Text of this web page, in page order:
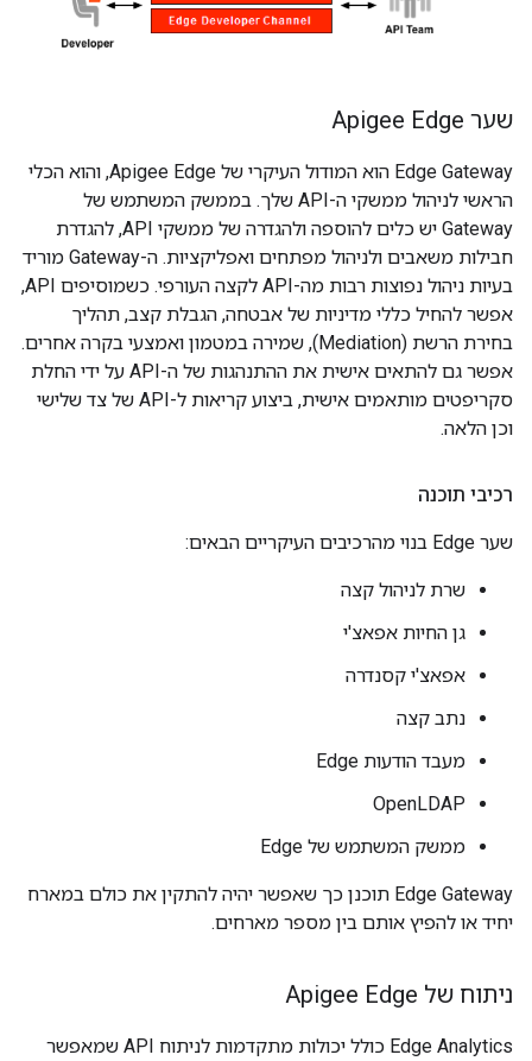
שער Apigee Edge
Edge Gateway הוא המודול העיקרי של Apigee Edge, והוא הכלי
הראשי לניהול ממשקי ה-API שלך. בממשק המשתמש של
Gateway יש כלים להוספה ולהגדרה של ממשקי API, להגדרת
חבילות משאבים ולניהול מפתחים ואפליקציות. ה-Gateway מוריד
בעיות ניהול נפוצות רבות מה-API לקצה העורפי. כשמוסיפים API,
אפשר להחיל כללי מדיניות של אבטחה, הגבלת קצב, תהליך
בחירת הרשת (Mediation), שמירה במטמון ואמצעי בקרה אחרים.
אפשר גם להתאים אישית את ההתנהגות של ה-API על ידי החלת
סקריפטים מותאמים אישית, ביצוע קריאות ל-API של צד שלישי
וכן הלאה.
רכיבי תוכנה
שער Edge בנוי מהרכיבים העיקריים הבאים:
שרת לניהול קצה
גן החיות אפאצ'י
אפאצ'י קסנדרה
נתב קצה
מעבד הודעות Edge
OpenLDAP
ממשק המשתמש של Edge
Edge Gateway תוכנן כך שאפשר יהיה להתקין את כולם במארח
יחיד או להפיץ אותם בין מספר מארחים.
ניתוח של Apigee Edge
Edge Analytics כולל יכולות מתקדמות לניתוח API שמאפשר